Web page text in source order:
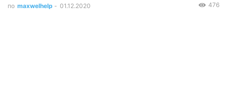
по maxwelhelp - 01.12.2020 476